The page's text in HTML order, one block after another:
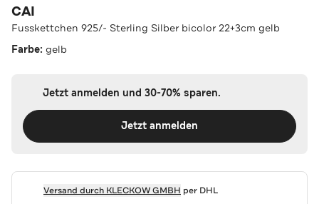
CAI
Fusskettchen 925/- Sterling Silber bicolor 22+3cm gelb
Farbe: gelb
Jetzt anmelden und 30-70% sparen.
Jetzt anmelden
Versand durch KLECKOW GMBH per DHL